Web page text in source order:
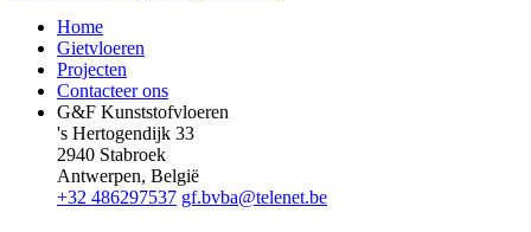
Home
Gietvloeren
Projecten
Contacteer ons
G&F Kunststofvloeren
's Hertogendijk 33
2940 Stabroek
Antwerpen, België
+32 486297537 gf.bvba@telenet.be